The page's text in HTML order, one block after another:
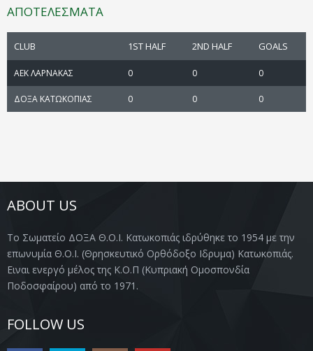
ΑΠΟΤΕΛΕΣΜΑΤΑ
CLUB 1ST HALF 2ND HALF GOALS
ΑΕΚ ΛΑΡΝΑΚΑΣ 0 0 0
ΔΟΞΑ ΚΑΤΩΚΟΠΙΑΣ 0 0 0
ABOUT US
Το Σωματείο ΔΟΞΑ Θ.Ο.Ι. Κατωκοπιάς ιδρύθηκε το 1954 με την
επωνυμία Θ.Ο.Ι. (Θρησκευτικό Ορθόδοξο Ιδρυμα) Κατωκοπιάς.
Ειναι ενεργό μέλος της Κ.Ο.Π (Κυπριακή Ομοσπονδία
Ποδοσφαίρου) από το 1971.
FOLLOW US